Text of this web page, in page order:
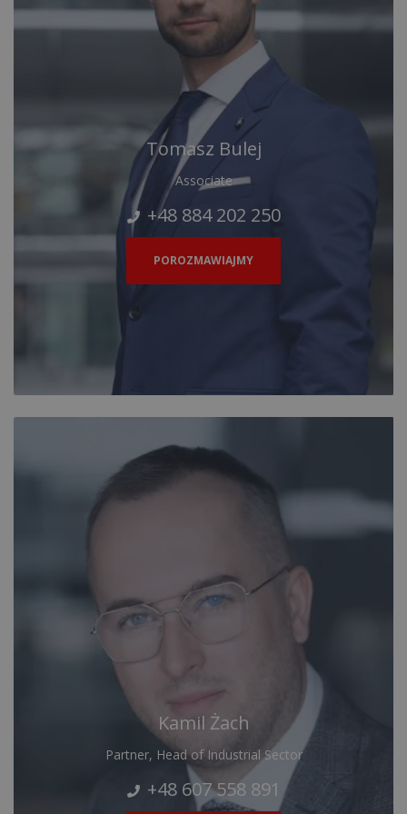
Tomasz Bulej
Associate
+48 884 202 250
POROZMAWIAJMY
Kamil Żach
Partner, Head of Industrial Sector
+48 607 558 891